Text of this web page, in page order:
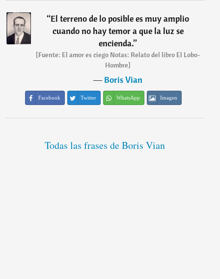
“El terreno de lo posible es muy amplio
cuando no hay temor a que la luz se
encienda.”
[Fuente: El amor es ciego Notas: Relato del libro El Lobo-
Hombre]
―Boris Vian
Facebook Twitter WhatsApp Imagen
Todas las frases de Boris Vian